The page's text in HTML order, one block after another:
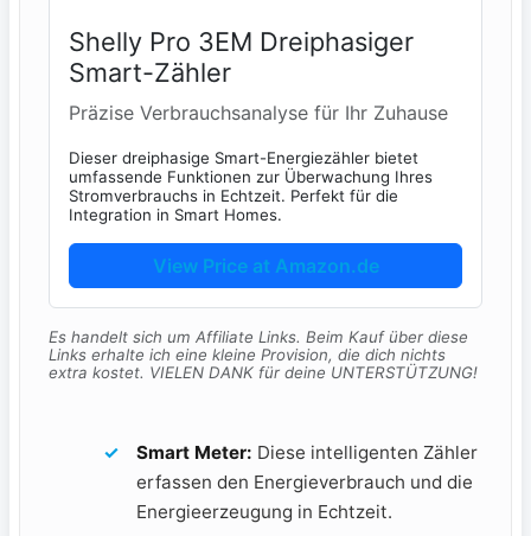
Shelly Pro 3EM Dreiphasiger
Smart-Zähler
Präzise Verbrauchsanalyse für Ihr Zuhause
Dieser dreiphasige Smart-Energiezähler bietet
umfassende Funktionen zur Überwachung Ihres
Stromverbrauchs in Echtzeit. Perfekt für die
Integration in Smart Homes.
View Price at Amazon.de
Es handelt sich um Affiliate Links. Beim Kauf über diese
Links erhalte ich eine kleine Provision, die dich nichts
extra kostet. VIELEN DANK für deine UNTERSTÜTZUNG!
Smart Meter: Diese intelligenten⁤ Zähler
erfassen den Energieverbrauch und die
Energieerzeugung in Echtzeit.